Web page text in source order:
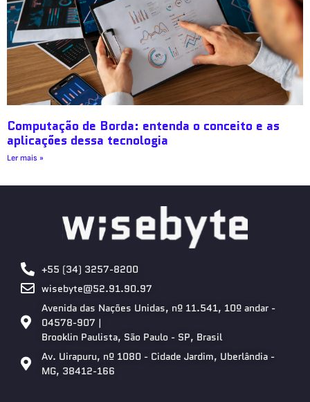
Computação de Borda: entenda o conceito e as
aplicações dessa tecnologia
Ler mais »
+55 (34) 3257-8200
wisebyte@52.91.90.97
Avenida das Nações Unidas, nº 11.541, 10º andar -
04578-907 |
Brooklin Paulista, São Paulo - SP, Brasil
Av. Uirapuru, nº 1080 - Cidade Jardim, Uberlândia -
MG, 38412-166